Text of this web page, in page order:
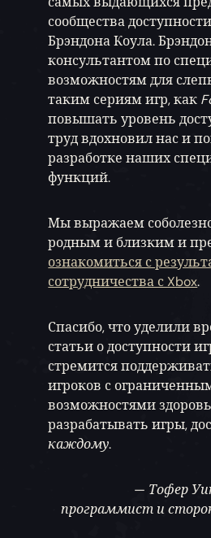
сообщества
Брэндона Коула.
консультантом по
возможностям для
таким сериям игр, как
повышать уровень
труд вдохновил нас и
разработке наших
функций.
Мы выражаем
родным и близким и
ознакомиться с
сотрудничества с Xbox.
Спасибо, что уделили
статьи о доступности
стремится
игроков с
возможностями
разрабатывать игры,
каждому.
— Тофер
программист и